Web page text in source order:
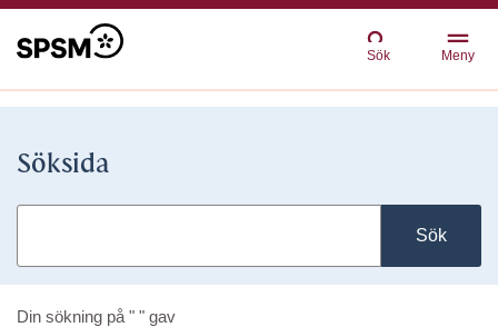
Sök Meny
Söksida
Sök
Din sökning på " " gav